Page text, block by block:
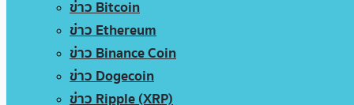
ข่าว Bitcoin
ข่าว Ethereum
ข่าว Binance Coin
ข่าว Dogecoin
ข่าว Ripple (XRP)